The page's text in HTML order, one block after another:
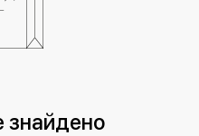
знайдено